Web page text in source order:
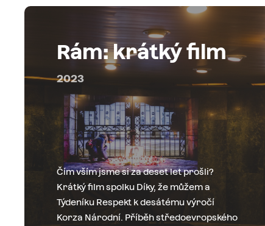
Rám: krátký film
Čím vším jsme si za deset let prošli?
Krátký film spolku Díky, že můžem a
Týdeníku Respekt k desátému výročí
Korza Národní. Příběh středoevropského